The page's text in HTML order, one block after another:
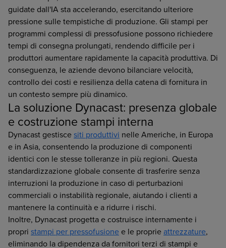
guidate dall'IA sta accelerando, esercitando ulteriore
pressione sulle tempistiche di produzione. Gli stampi per
programmi complessi di pressofusione possono richiedere
tempi di consegna prolungati, rendendo difficile per i
produttori aumentare rapidamente la capacità produttiva. Di
conseguenza, le aziende devono bilanciare velocità,
controllo dei costi e resilienza della catena di fornitura in
un contesto sempre più dinamico.
La soluzione Dynacast: presenza globale
e costruzione stampi interna
Dynacast gestiscesiti produttivi nelle Americhe, in Europa
e in Asia, consentendo la produzione di componenti
identici con le stesse tolleranze in più regioni. Questa
standardizzazione globale consente di trasferire senza
interruzioni la produzione in caso di perturbazioni
commerciali o instabilità regionale, aiutando i clienti a
mantenere la continuità e a ridurre i rischi.
Inoltre, Dynacast progetta e costruisce internamente i
propri stampi per pressofusionee le proprie attrezzature,
eliminando la dipendenza da fornitori terzi di stampi e